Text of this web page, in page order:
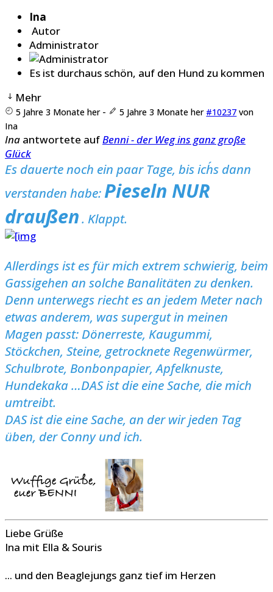
Ina
Autor
Administrator
Es ist durchaus schön, auf den Hund zu kommen
Mehr
5 Jahre 3 Monate her- 5 Jahre 3 Monate her #10237 von
Ina
Ina antwortete aufBenni - der Weg ins ganz große
Glück
Es dauerte noch ein paar Tage, bis ich´s dann
verstanden habe: Pieseln NUR
draußen. Klappt.
Allerdings ist es für mich extrem schwierig, beim
Gassigehen an solche Banalitäten zu denken.
Denn unterwegs riecht es an jedem Meter nach
etwas anderem, was supergut in meinen
Magen passt: Dönerreste, Kaugummi,
Stöckchen, Steine, getrocknete Regenwürmer,
Schulbrote, Bonbonpapier, Apfelknuste,
Hundekaka …DAS ist die eine Sache, die mich
umtreibt.
DAS ist die eine Sache, an der wir jeden Tag
üben, der Conny und ich.
Liebe Grüße
Ina mit Ella & Souris
... und den Beaglejungs ganz tief im Herzen